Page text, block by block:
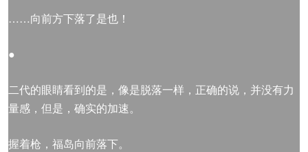
……向前方下落了是也！
●
二代的眼睛看到的是，像是脱落一样，正确的说，并没有力
量感，但是，确实的加速。
握着枪，福岛向前落下。